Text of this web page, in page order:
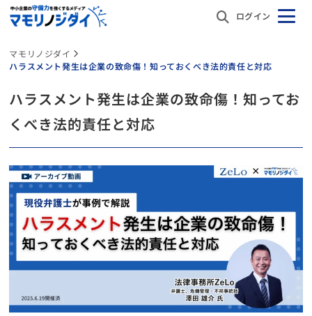
ログイン
マモリノジダイ
ハラスメント発生は企業の致命傷！知っておくべき法的責任と対応
ハラスメント発生は企業の致命傷！知ってお
くべき法的責任と対応